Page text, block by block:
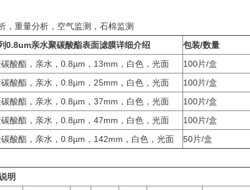
，重量分析，空气监测，石棉监测
0.8um亲水聚碳酸酯表面滤膜详细介绍
包装/数量
酸酯，亲水，0.8µm，13mm，白色，光面
100片/盒
酸酯，亲水，0.8µm，25mm，白色，光面
100片/盒
酸酯，亲水，0.8µm，37mm，白色，光面
100片/盒
酸酯，亲水，0.8µm，47mm，白色，光面
100片/盒
酸酯，亲水，0.8µm，142mm，白色，光面 50片/盒
明